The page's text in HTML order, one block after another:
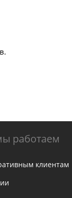
работаем
клиентам